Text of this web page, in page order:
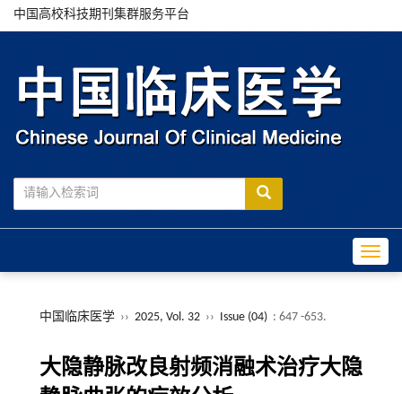
中国高校科技期刊集群服务平台
中国临床医学 ›› 2025, Vol. 32 ›› Issue (04) : 647 -653.
大隐静脉改良射频消融术治疗大隐